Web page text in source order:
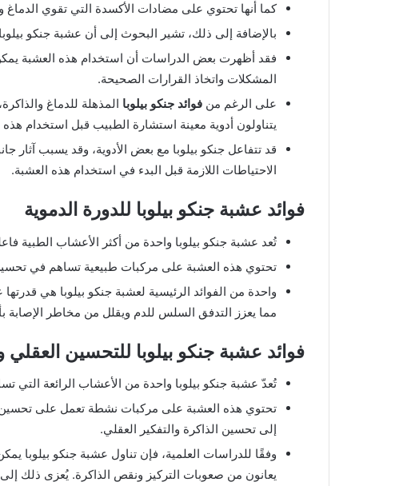
كما أنها تحتوي على مضادات الأكسدة التي تقوي
بالإضافة إلى ذلك، تشير البحوث إلى أن عشبة جنكو
فقد أظهرت بعض الدراسات أن استخدام هذه العشبة
المشكلات واتخاذ القرارات الصحيحة.
على الرغم من فوائد جنكو بيلوبا المذهلة للدماغ
يتناولون أدوية معينة استشارة الطبيب قبل استخدام هذه
قد تتفاعل جنكو بيلوبا مع بعض الأدوية، وقد يسبب
الاحتياطات اللازمة قبل البدء في استخدام هذه العشبة.
فوائد عشبة جنكو بيلوبا للدورة الدموية
تُعد عشبة جنكو بيلوبا واحدة من أكثر الأعشاب الطبية
تحتوي هذه العشبة على مركبات طبيعية تساهم في تحسين
واحدة من الفوائد الرئيسية لعشبة جنكو بيلوبا هي
مما يعزز التدفق السلس للدم ويقلل من مخاطر الإصابة
فوائد عشبة جنكو بيلوبا للتحسين العقلي
تُعدّ عشبة جنكو بيلوبا واحدة من الأعشاب الرائعة التي
تحتوي هذه العشبة على مركبات نشطة تعمل على تحسين
إلى تحسين الذاكرة والتفكير العقلي.
وفقًا للدراسات العلمية، فإن تناول عشبة جنكو بيلوبا
يعانون من صعوبات التركيز ونقص الذاكرة. يُعزى ذلك